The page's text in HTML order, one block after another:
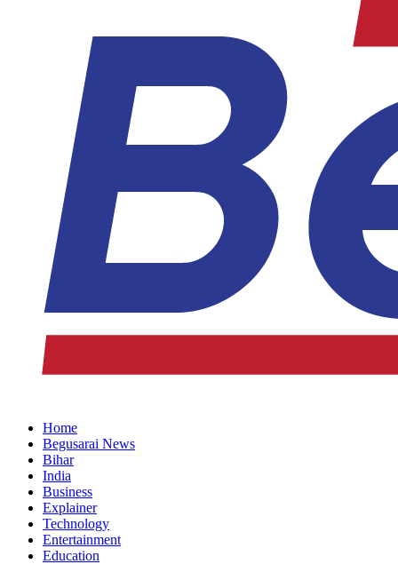
Home
Begusarai News
Bihar
India
Business
Explainer
Technology
Entertainment
Education